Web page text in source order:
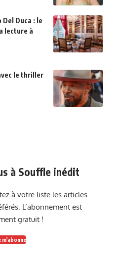
Del Duca : le
lecture à
le thriller
à Souffle inédit
à votre liste les articles
L’abonnement est
gratuit !
m'abonne